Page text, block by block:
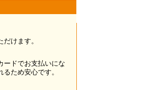
けます。
ードでお支払いにな
ため安心です。